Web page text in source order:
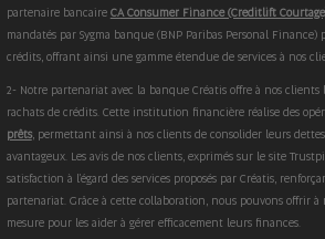
partenaire bancaire CA Consumer Finance (Creditlift
mandatés par Sygma banque (BNP Paribas Personal Finance)
crédits, offrant ainsi une gamme étendue de services à nos
2- Notre partenariat avec la banque Créatis offre à nos
rachats de crédits. Cette institution financière réalise des
prêts, permettant ainsi à nos clients de consolider leurs
avantageux. Les avis de nos clients, exprimés sur le site
satisfaction à l'égard des services proposés par Créatis,
partenariat. Grâce à cette collaboration, nous pouvons offrir
mesure pour les aider à gérer efficacement leurs finances.